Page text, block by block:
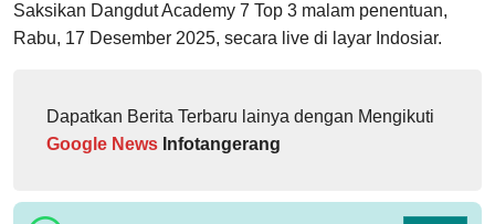
Saksikan Dangdut Academy 7 Top 3 malam penentuan,
Rabu, 17 Desember 2025, secara live di layar Indosiar.
Dapatkan Berita Terbaru lainya dengan Mengikuti
Google News Infotangerang